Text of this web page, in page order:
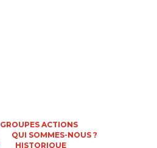
GROUPES ACTIONS
QUI SOMMES-NOUS ?
HISTORIQUE